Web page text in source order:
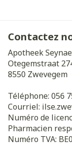
Contactez
Apotheek
Otegemstraat
8550 Zwevegem
Téléphone: 056
Courriel:
Numéro de
Pharmacien
Numéro TVA: